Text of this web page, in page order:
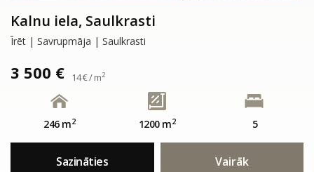
Kalnu iela, Saulkrasti
Īrēt | Savrupmāja | Saulkrasti
3 500 € 14 € / m2
246 m2 1200 m2 5
Sazināties Vairāk